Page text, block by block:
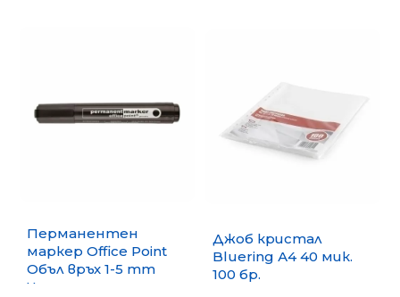
Перманентен
маркер Office Point
Объл връх 1-5 mm
Черен
Джоб кристал
Bluering А4 40 мик.
100 бр.